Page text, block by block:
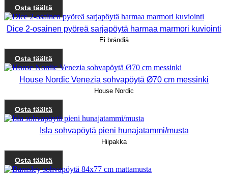
Osta täältä
Dice 2-osainen pyöreä sarjapöytä harmaa marmori kuviointi
Ei brändiä
Osta täältä
House Nordic Venezia sohvapöytä Ø70 cm messinki
House Nordic
Osta täältä
Isla sohvapöytä pieni hunajatammi/musta
Hiipakka
Osta täältä